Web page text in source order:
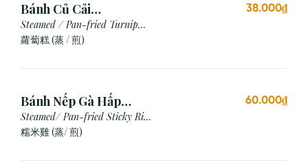
Bánh Củ Cải
Hấp/Chiên (3 viên)
Steamed / Pan-fried Turnip
Cake
蘿蔔糕 (蒸 / 煎)
38.000₫
Bánh Nếp Gà Hấp
/Chiên (2 cái)
Steamed/ Pan-fried Sticky Rice
Chicken
糯米雞 (蒸/ 煎)
60.000₫